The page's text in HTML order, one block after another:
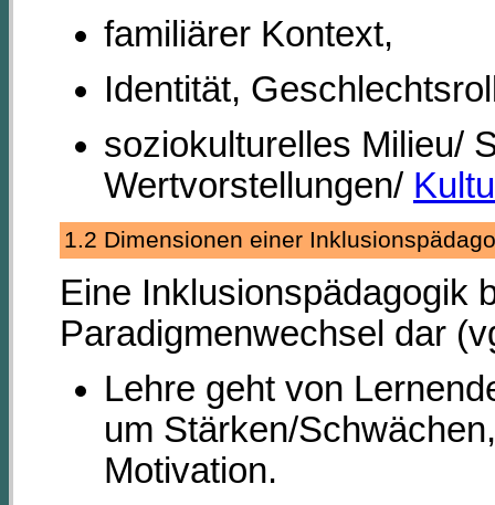
familiärer Kontext,
Identität,
soziokulturelles Milieu/
Wertvorstellungen/
1.2 Dimensionen einer
Eine Inklusionspädagogik
Paradigmenwechsel dar
Lehre geht von
um Stärken/
Motivation.